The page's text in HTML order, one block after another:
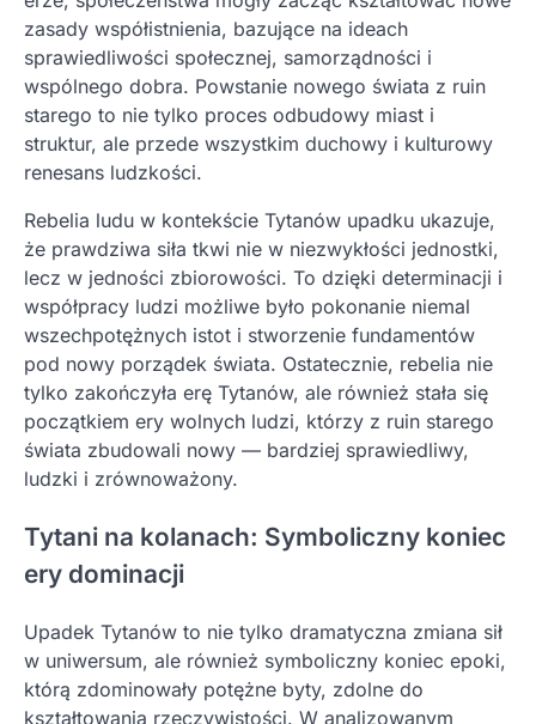
zasady współistnienia, bazujące na ideach
sprawiedliwości społecznej, samorządności i
wspólnego dobra. Powstanie nowego świata z ruin
starego to nie tylko proces odbudowy miast i
struktur, ale przede wszystkim duchowy i kulturowy
renesans ludzkości.
Rebelia ludu w kontekście Tytanów upadku ukazuje,
że prawdziwa siła tkwi nie w niezwykłości jednostki,
lecz w jedności zbiorowości. To dzięki determinacji i
współpracy ludzi możliwe było pokonanie niemal
wszechpotężnych istot i stworzenie fundamentów
pod nowy porządek świata. Ostatecznie, rebelia nie
tylko zakończyła erę Tytanów, ale również stała się
początkiem ery wolnych ludzi, którzy z ruin starego
świata zbudowali nowy — bardziej sprawiedliwy,
ludzki i zrównoważony.
Tytani na kolanach: Symboliczny koniec
ery dominacji
Upadek Tytanów to nie tylko dramatyczna zmiana sił
w uniwersum, ale również symboliczny koniec epoki,
którą zdominowały potężne byty, zdolne do
kształtowania rzeczywistości. W analizowanym